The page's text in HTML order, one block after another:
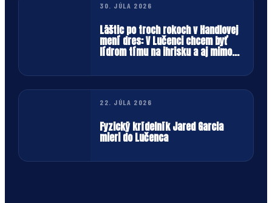
30. JÚLA 2026
Láštic po troch rokoch v Handlovej
mení dres: V Lučenci chcem byť
lídrom tímu na ihrisku a aj mimo
22. JÚLA 2026
Fyzický krídelník Jared Garcia
mieri do Lučenca